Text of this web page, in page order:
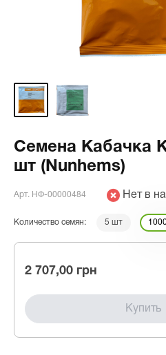
Семена Кабачка
шт (Nunhems)
Арт. НФ-00000484 Нет в
Количество семян: 5 шт
2 707,00 грн
Купить